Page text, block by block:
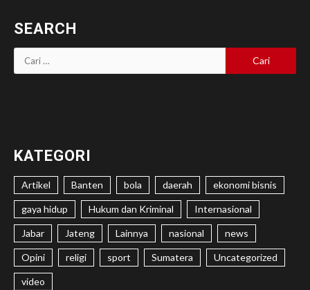
SEARCH
Cari
untuk:
KATEGORI
Artikel Banten bola daerah ekonomi bisnis
gaya hidup Hukum dan Kriminal Internasional
Jabar Jateng Lainnya nasional news
Opini religi sport Sumatera Uncategorized
video